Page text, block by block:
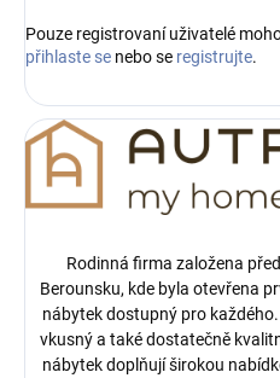
Pouze registrovaní uživatelé
přihlaste se nebo se registrujte.
Rodinná firma založena
Berounsku, kde byla otevřena
nábytek dostupný pro
vkusný a také dostatečně
nábytek doplňují širokou